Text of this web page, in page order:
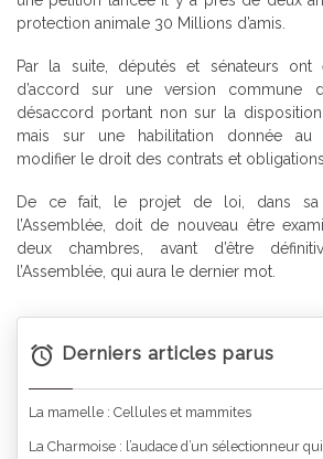
protection animale 30 Millions d’amis.
Par la suite, députés et sénateurs
d’accord sur une version
désaccord portant non sur la
mais sur une habilitation donnée au
modifier le droit des contrats et
De ce fait, le projet de loi, dans sa
l’Assemblée, doit de nouveau être
deux chambres, avant d’être
l’Assemblée, qui aura le dernier mot.
Derniers articles parus
La mamelle : Cellules et mammites
La Charmoise : l’audace d’un sélectionneur